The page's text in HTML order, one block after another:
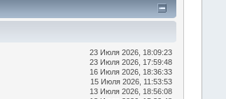
23 Июля 2026, 18:09:23
23 Июля 2026, 17:59:48
16 Июля 2026, 18:36:33
15 Июля 2026, 11:53:53
13 Июля 2026, 18:56:08